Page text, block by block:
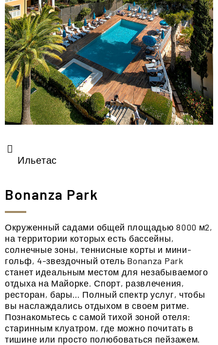
Ильетас
Bonanza Park
Окруженный садами общей площадью 8000 м2,
на территории которых есть бассейны,
солнечные зоны, теннисные корты и мини-
гольф, 4-звездочный отель Bonanza Park
станет идеальным местом для незабываемого
отдыха на Майорке. Спорт, развлечения,
ресторан, бары… Полный спектр услуг, чтобы
вы наслаждались отдыхом в своем ритме.
Познакомьтесь с самой тихой зоной отеля:
старинным клуатром, где можно почитать в
тишине или просто полюбоваться пейзажем.